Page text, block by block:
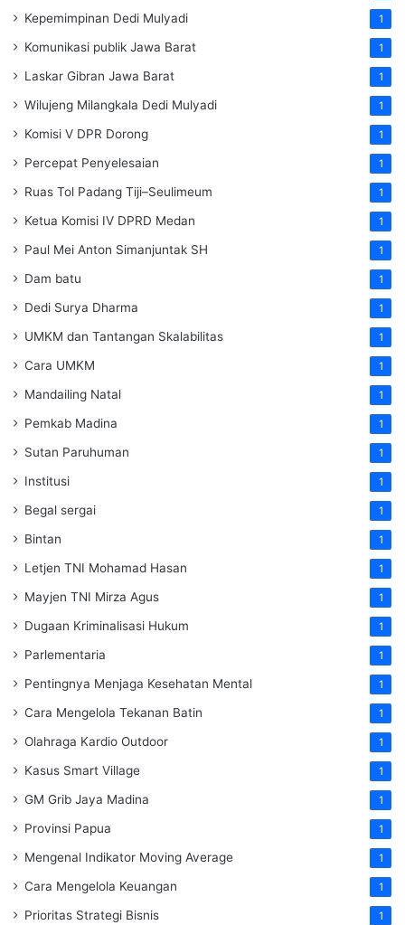
Kepemimpinan Dedi Mulyadi 1
Komunikasi publik Jawa Barat 1
Laskar Gibran Jawa Barat 1
Wilujeng Milangkala Dedi Mulyadi 1
Komisi V DPR Dorong 1
Percepat Penyelesaian 1
Ruas Tol Padang Tiji–Seulimeum 1
Ketua Komisi IV DPRD Medan 1
Paul Mei Anton Simanjuntak SH 1
Dam batu 1
Dedi Surya Dharma 1
UMKM dan Tantangan Skalabilitas 1
Cara UMKM 1
Mandailing Natal 1
Pemkab Madina 1
Sutan Paruhuman 1
Institusi 1
Begal sergai 1
Bintan 1
Letjen TNI Mohamad Hasan 1
Mayjen TNI Mirza Agus 1
Dugaan Kriminalisasi Hukum 1
Parlementaria 1
Pentingnya Menjaga Kesehatan Mental 1
Cara Mengelola Tekanan Batin 1
Olahraga Kardio Outdoor 1
Kasus Smart Village 1
GM Grib Jaya Madina 1
Provinsi Papua 1
Mengenal Indikator Moving Average 1
Cara Mengelola Keuangan 1
Prioritas Strategi Bisnis 1